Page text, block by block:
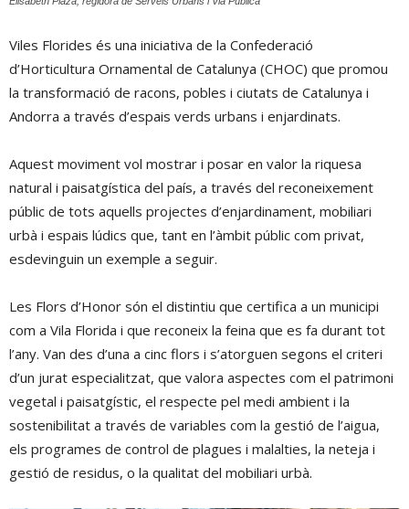
Viles Florides és una iniciativa de la Confederació
d’Horticultura Ornamental de Catalunya (CHOC) que promou
la transformació de racons, pobles i ciutats de Catalunya i
Andorra a través d’espais verds urbans i enjardinats.
Aquest moviment vol mostrar i posar en valor la riquesa
natural i paisatgística del país, a través del reconeixement
públic de tots aquells projectes d’enjardinament, mobiliari
urbà i espais lúdics que, tant en l’àmbit públic com privat,
esdevinguin un exemple a seguir.
Les Flors d’Honor són el distintiu que certifica a un municipi
com a Vila Florida i que reconeix la feina que es fa durant tot
l’any. Van des d’una a cinc flors i s’atorguen segons el criteri
d’un jurat especialitzat, que valora aspectes com el patrimoni
vegetal i paisatgístic, el respecte pel medi ambient i la
sostenibilitat a través de variables com la gestió de l’aigua,
els programes de control de plagues i malalties, la neteja i
gestió de residus, o la qualitat del mobiliari urbà.